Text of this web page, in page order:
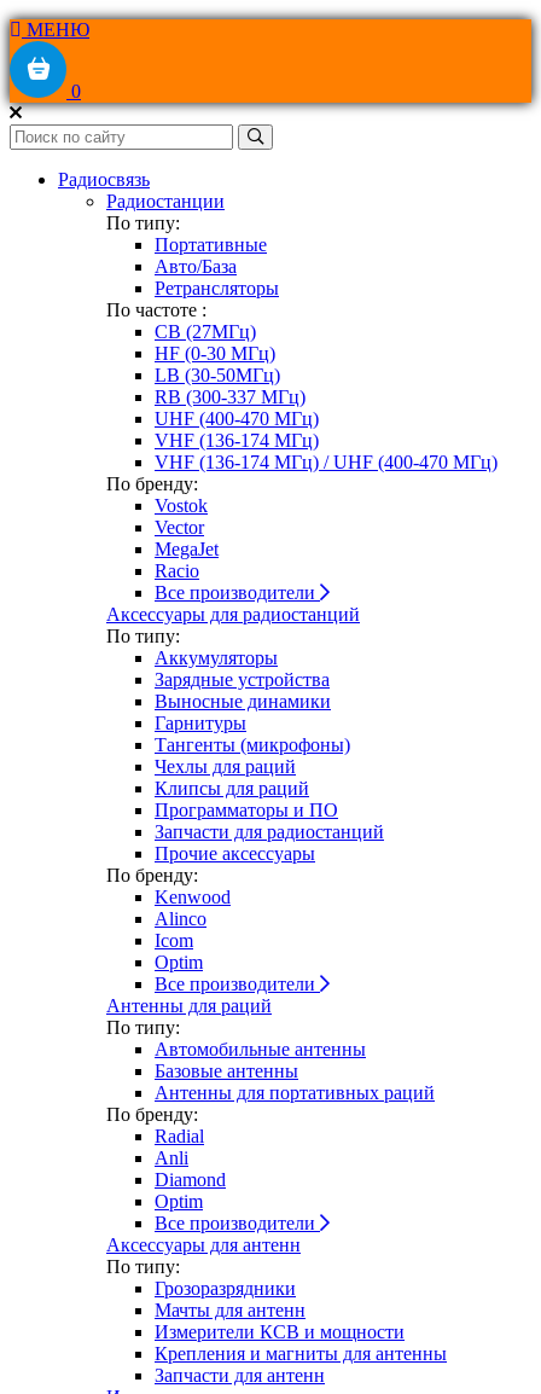
МЕНЮ
0
Радиосвязь
Радиостанции
По типу:
Портативные
Авто/База
Ретрансляторы
По частоте :
CB (27МГц)
HF (0-30 МГц)
LB (30-50МГц)
RB (300-337 МГц)
UHF (400-470 МГц)
VHF (136-174 МГц)
VHF (136-174 МГц) / UHF (400-470 МГц)
По бренду:
Vostok
Vector
MegaJet
Racio
Все производители
Аксессуары для радиостанций
По типу:
Аккумуляторы
Зарядные устройства
Выносные динамики
Гарнитуры
Тангенты (микрофоны)
Чехлы для раций
Клипсы для раций
Программаторы и ПО
Запчасти для радиостанций
Прочие аксессуары
По бренду:
Kenwood
Alinco
Icom
Optim
Все производители
Антенны для раций
По типу:
Автомобильные антенны
Базовые антенны
Антенны для портативных раций
По бренду:
Radial
Anli
Diamond
Optim
Все производители
Аксессуары для антенн
По типу:
Грозоразрядники
Мачты для антенн
Измерители КСВ и мощности
Крепления и магниты для антенны
Запчасти для антенн